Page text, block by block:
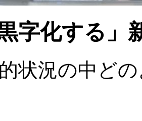
黒字化する
況の中どの